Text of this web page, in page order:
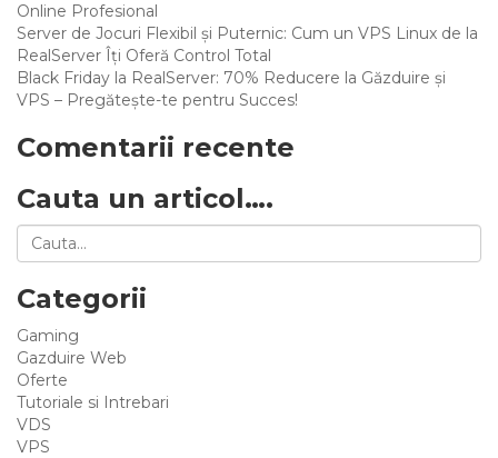
Online Profesional
Server de Jocuri Flexibil și Puternic: Cum un VPS Linux de la
RealServer Îți Oferă Control Total
Black Friday la RealServer: 70% Reducere la Găzduire și
VPS – Pregătește-te pentru Succes!
Comentarii recente
Cauta un articol….
Categorii
Gaming
Gazduire Web
Oferte
Tutoriale si Intrebari
VDS
VPS